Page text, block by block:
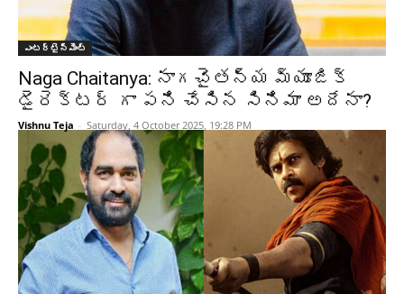
ఎంటర్టైన్మెంట్
Naga Chaitanya: నాగచైతన్య మ్యూజిక్
డైరెక్టర్ గా పని చేసిన సినిమా అదేనా?
Vishnu Teja - Saturday, 4 October 2025, 19:28 PM